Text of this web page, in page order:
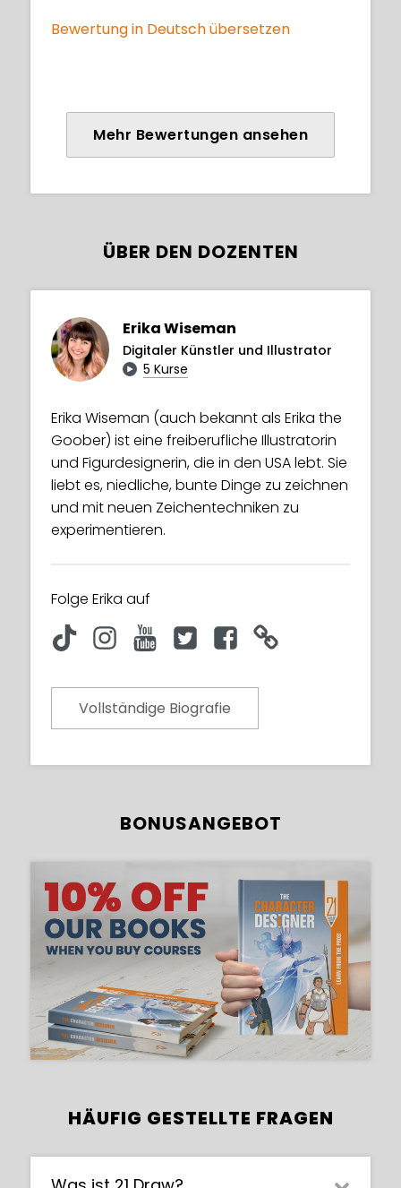
Bewertung in Deutsch übersetzen
Mehr Bewertungen ansehen
ÜBER DEN DOZENTEN
Erika Wiseman
Digitaler Künstler und Illustrator
5 Kurse
Erika Wiseman (auch bekannt als Erika the
Goober) ist eine freiberufliche Illustratorin
und Figurdesignerin, die in den USA lebt. Sie
liebt es, niedliche, bunte Dinge zu zeichnen
und mit neuen Zeichentechniken zu
experimentieren.
Folge Erika auf
Vollständige Biografie
BONUSANGEBOT
HÄUFIG GESTELLTE FRAGEN